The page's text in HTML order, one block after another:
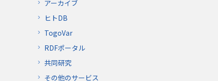
アーカイブ
ヒトDB
TogoVar
RDFポータル
共同研究
その他のサービス